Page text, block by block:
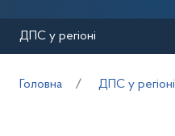
ДПС у регіоні
Головна ДПС у регіоні